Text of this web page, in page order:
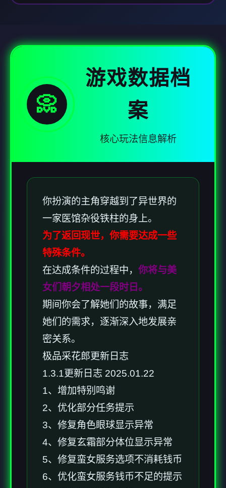
📀
游戏数据档
案
核心玩法信息解析
你扮演的主角穿越到了异世界的
一家医馆杂役铁柱的身上。
为了返回现世，你需要达成一些
特殊条件。
在达成条件的过程中， 你将与美
女们朝夕相处一段时日。
期间你会了解她们的故事，满足
她们的需求，逐渐深入地发展亲
密关系。
极品采花郎更新日志
1.3.1更新日志 2025.01.22
1、增加特别鸣谢
2、优化部分任务提示
3、修复角色眼球显示异常
4、修复玄霜部分体位显示异常
5、修复蛮女服务选项不消耗钱币
6、优化蛮女服务钱币不足的提示